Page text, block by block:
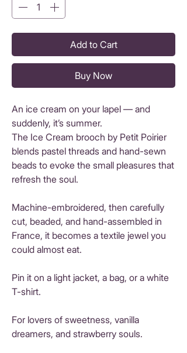
Add to Cart
Buy Now
An ice cream on your lapel — and
suddenly, it’s summer.
The Ice Cream brooch by Petit Poirier
blends pastel threads and hand-sewn
beads to evoke the small pleasures that
refresh the soul.
Machine-embroidered, then carefully
cut, beaded, and hand-assembled in
France, it becomes a textile jewel you
could almost eat.
Pin it on a light jacket, a bag, or a white
T-shirt.
For lovers of sweetness, vanilla
dreamers, and strawberry souls.